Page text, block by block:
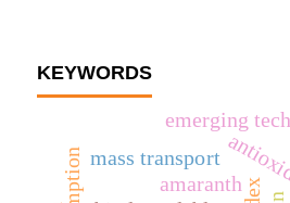
KEYWORDS
emerging
amaranth
mass transport